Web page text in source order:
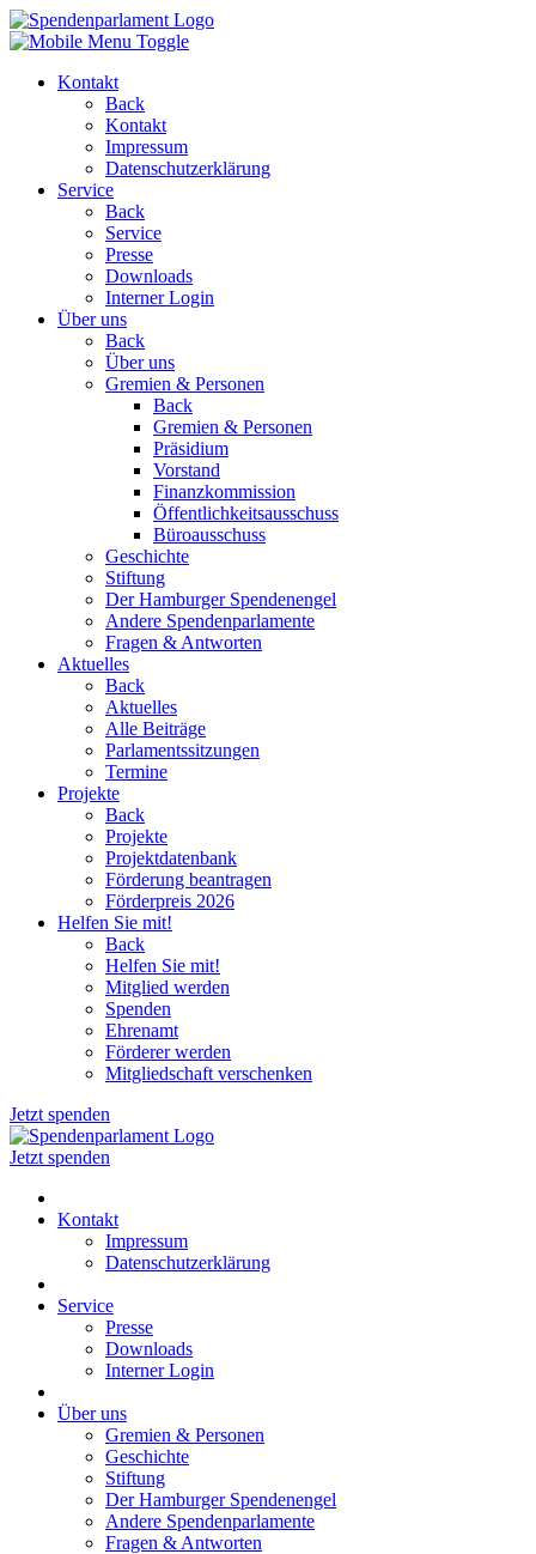
Kontakt
Back
Kontakt
Impressum
Datenschutzerklärung
Service
Back
Service
Presse
Downloads
Interner Login
Über uns
Back
Über uns
Gremien & Personen
Back
Gremien & Personen
Präsidium
Vorstand
Finanzkommission
Öffentlichkeitsausschuss
Büroausschuss
Geschichte
Stiftung
Der Hamburger Spendenengel
Andere Spendenparlamente
Fragen & Antworten
Aktuelles
Back
Aktuelles
Alle Beiträge
Parlamentssitzungen
Termine
Projekte
Back
Projekte
Projektdatenbank
Förderung beantragen
Förderpreis 2026
Helfen Sie mit!
Back
Helfen Sie mit!
Mitglied werden
Spenden
Ehrenamt
Förderer werden
Mitgliedschaft verschenken
Jetzt spenden
Jetzt spenden
Kontakt
Impressum
Datenschutzerklärung
Service
Presse
Downloads
Interner Login
Über uns
Gremien & Personen
Geschichte
Stiftung
Der Hamburger Spendenengel
Andere Spendenparlamente
Fragen & Antworten